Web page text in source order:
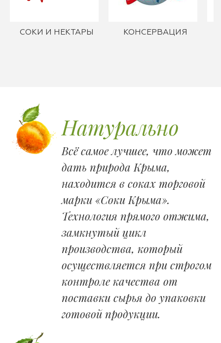
СОКИ И НЕКТАРЫ
КОНСЕРВАЦИЯ
Натурально
Всё самое лучшее, что может
дать природа Крыма,
находится в соках торговой
марки «Соки Крыма».
Технология прямого отжима,
замкнутый цикл
производства, который
осуществляется при строгом
контроле качества от
поставки сырья до упаковки
готовой продукции.